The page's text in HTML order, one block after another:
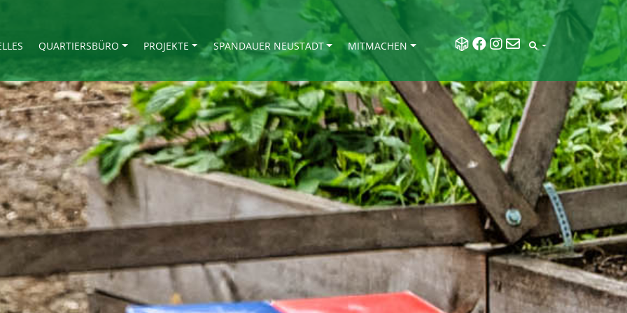
QUARTIERSBÜRO PROJEKTE SPANDAUER NEUSTADT MITMACHEN SEARCH